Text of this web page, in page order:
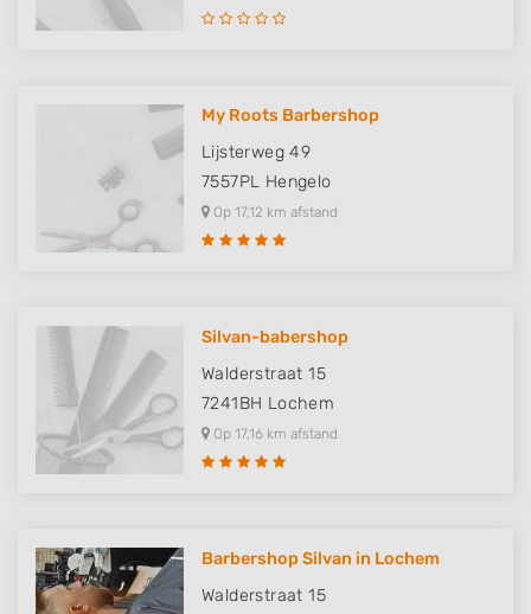
My Roots Barbershop
Lijsterweg 49
7557PL Hengelo
Op 17,12 km afstand
Silvan-babershop
Walderstraat 15
7241BH Lochem
Op 17,16 km afstand
Barbershop Silvan in Lochem
Walderstraat 15